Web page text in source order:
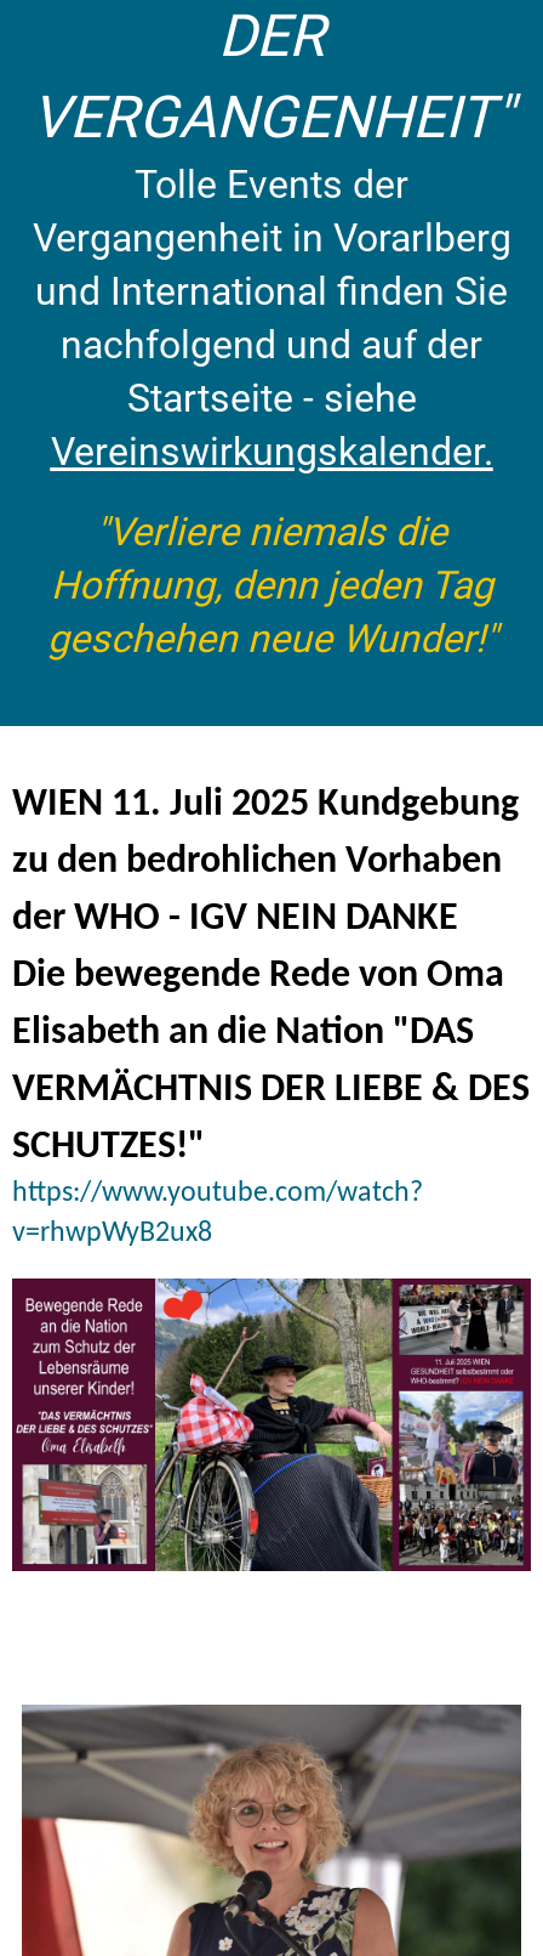
DER
VERGANGENHEIT"
Tolle Events der
Vergangenheit in Vorarlberg
und International finden Sie
nachfolgend und auf der
Startseite - siehe
Vereinswirkungskalender.
"Verliere niemals die
Hoffnung, denn jeden Tag
geschehen neue Wunder!"
WIEN 11. Juli 2025 Kundgebung
zu den bedrohlichen Vorhaben
der WHO - IGV NEIN DANKE
Die bewegende Rede von Oma
Elisabeth an die Nation "DAS
VERMÄCHTNIS DER LIEBE & DES
SCHUTZES!"
https://www.youtube.com/watch?
v=rhwpWyB2ux8